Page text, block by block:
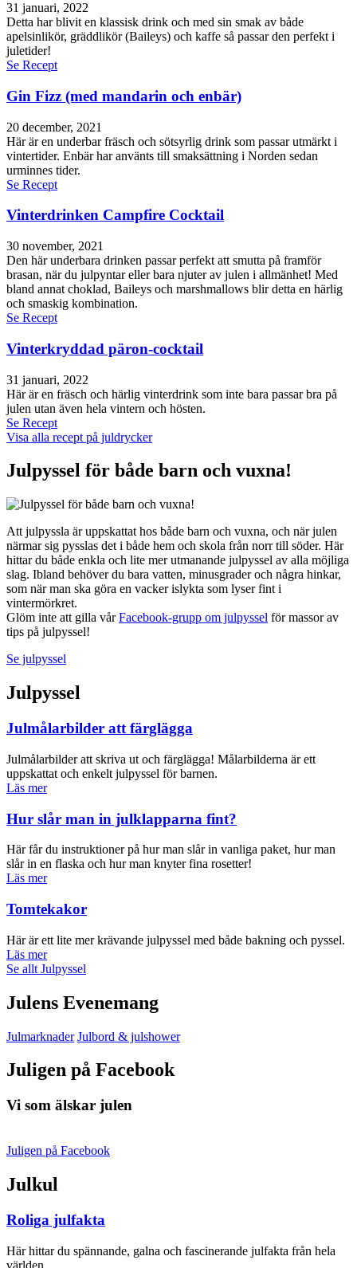
31 januari, 2022
Detta har blivit en klassisk drink och med sin smak av både
apelsinlikör, gräddlikör (Baileys) och kaffe så passar den perfekt i
juletider!
Se Recept
Gin Fizz (med mandarin och enbär)
20 december, 2021
Här är en underbar fräsch och sötsyrlig drink som passar utmärkt i
vintertider. Enbär har använts till smaksättning i Norden sedan
urminnes tider.
Se Recept
Vinterdrinken Campfire Cocktail
30 november, 2021
Den här underbara drinken passar perfekt att smutta på framför
brasan, när du julpyntar eller bara njuter av julen i allmänhet! Med
bland annat choklad, Baileys och marshmallows blir detta en härlig
och smaskig kombination.
Se Recept
Vinterkryddad päron-cocktail
31 januari, 2022
Här är en fräsch och härlig vinterdrink som inte bara passar bra på
julen utan även hela vintern och hösten.
Se Recept
Visa alla recept på juldrycker
Julpyssel för både barn och vuxna!
Att julpyssla är uppskattat hos både barn och vuxna, och när julen
närmar sig pysslas det i både hem och skola från norr till söder. Här
hittar du både enkla och lite mer utmanande julpyssel av alla möjliga
slag. Ibland behöver du bara vatten, minusgrader och några hinkar,
som när man ska göra en vacker islykta som lyser fint i
vintermörkret.
Glöm inte att gilla vårFacebook-grupp om julpyssel för massor av
tips på julpyssel!
Se julpyssel
Julpyssel
Julmålarbilder att färglägga
Julmålarbilder att skriva ut och färglägga! Målarbilderna är ett
uppskattat och enkelt julpyssel för barnen.
Läs mer
Hur slår man in julklapparna fint?
Här får du instruktioner på hur man slår in vanliga paket, hur man
slår in en flaska och hur man knyter fina rosetter!
Läs mer
Tomtekakor
Här är ett lite mer krävande julpyssel med både bakning och pyssel.
Läs mer
Se allt Julpyssel
Julens Evenemang
Julmarknader Julbord & julshower
Juligen på Facebook
Vi som älskar julen
Juligen på Facebook
Julkul
Roliga julfakta
Här hittar du spännande, galna och fascinerande julfakta från hela
världen.